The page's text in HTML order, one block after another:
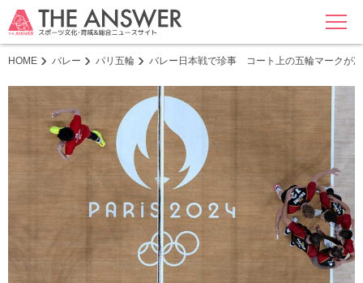
MENU
HOME バレー パリ五輪 バレー日本戦で珍事 コート上の五輪マークが